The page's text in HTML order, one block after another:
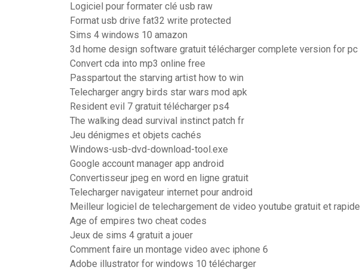
Logiciel pour formater clé usb raw
Format usb drive fat32 write protected
Sims 4 windows 10 amazon
3d home design software gratuit télécharger complete version for pc
Convert cda into mp3 online free
Passpartout the starving artist how to win
Telecharger angry birds star wars mod apk
Resident evil 7 gratuit télécharger ps4
The walking dead survival instinct patch fr
Jeu dénigmes et objets cachés
Windows-usb-dvd-download-tool.exe
Google account manager app android
Convertisseur jpeg en word en ligne gratuit
Telecharger navigateur internet pour android
Meilleur logiciel de telechargement de video youtube gratuit et rapide
Age of empires two cheat codes
Jeux de sims 4 gratuit a jouer
Comment faire un montage video avec iphone 6
Adobe illustrator for windows 10 télécharger